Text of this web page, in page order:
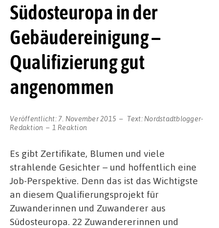
Südosteuropa in der
Gebäudereinigung –
Qualifizierung gut
angenommen
Veröffentlicht: 7. November 2015 Text: Nordstadtblogger-
Redaktion
1 Reaktion
Es gibt Zertifikate, Blumen und viele
strahlende Gesichter – und hoffentlich eine
Job-Perspektive. Denn das ist das Wichtigste
an diesem Qualifierungsprojekt für
Zuwanderinnen und Zuwanderer aus
Südosteuropa. 22 Zuwandererinnen und